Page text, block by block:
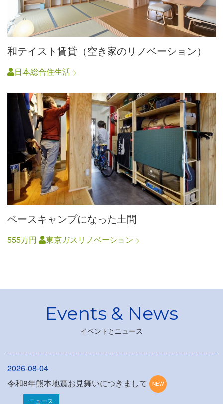
和テイスト賃貸（空き家のリノベーション）
日本総合住生活
ベースキャンプになった土間
555万円 東京ガスリノベーション
イベントとニュース
2026-08-04
令和8年熊本地震お見舞いにつきまして
ニュース